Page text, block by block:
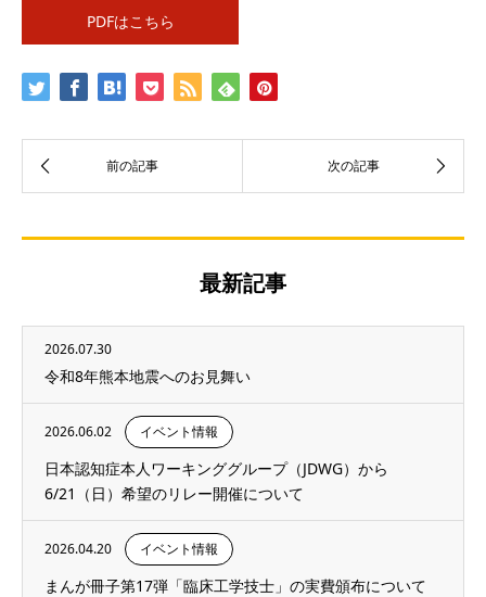
PDFはこちら
最新記事
2026.07.30
令和8年熊本地震へのお見舞い
2026.06.02 イベント情報
日本認知症本人ワーキンググループ（JDWG）から
6/21（日）希望のリレー開催について
2026.04.20 イベント情報
まんが冊子第17弾「臨床工学技士」の実費頒布について